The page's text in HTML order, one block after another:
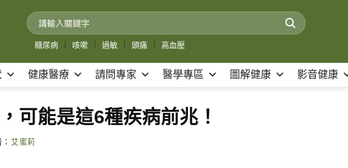
糖尿病 咳嗽 過敏 頭痛 高血壓
健康醫療 請問專家 醫學專區 圖解健康 影音健康
可能是這6種疾病前兆！
艾蜜莉